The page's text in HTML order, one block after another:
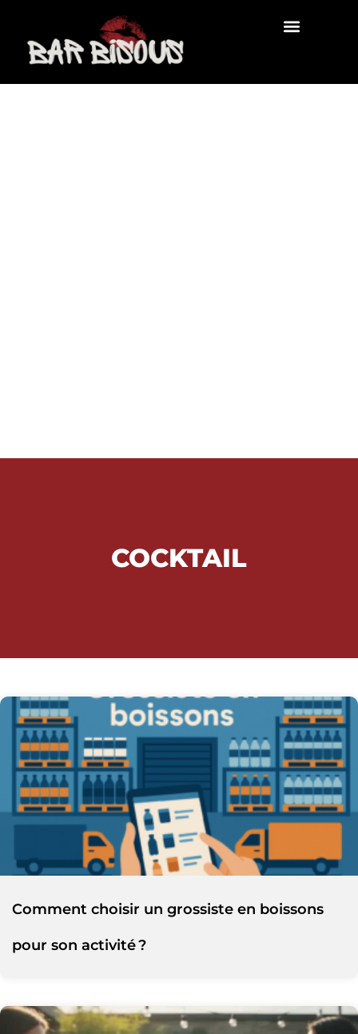
COCKTAIL
Comment choisir un grossiste en boissons
pour son activité ?